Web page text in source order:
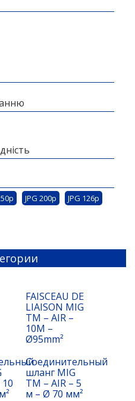
JPG 200p
JPG 126p
FAISCEAU DE
LIAISON MIG
TM – AIR –
10M –
Ø95mm²
Соединительный
шланг MIG
TM – AIR – 5
м – Ø 70 мм²